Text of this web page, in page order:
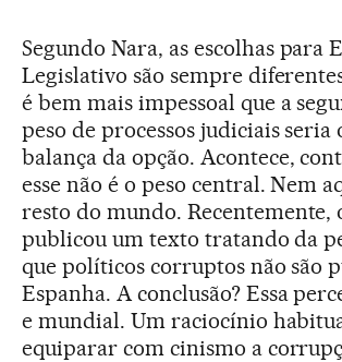
Segundo Nara, as escolhas para
Legislativo são sempre
é bem mais impessoal que a
peso de processos judiciais seria
balança da opção. Acontece,
esse não é o peso central. Nem
resto do mundo. Recentemente,
publicou um texto tratando da
que políticos corruptos não são
Espanha. A conclusão? Essa
e mundial. Um raciocínio
equiparar com cinismo a